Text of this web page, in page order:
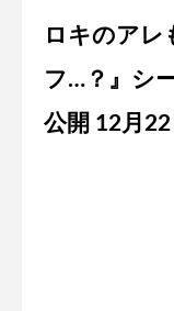
ロキのアレ
フ…？』シ
公開 12月